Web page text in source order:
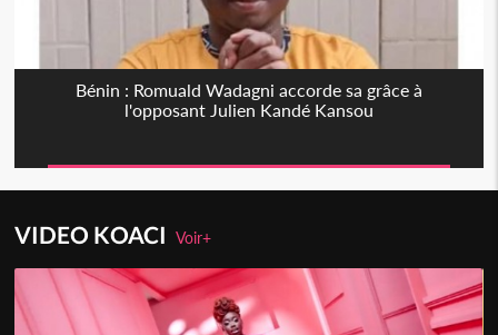
Bénin : Romuald Wadagni accorde sa grâce à
l'opposant Julien Kandé Kansou
VIDEO KOACIVoir+